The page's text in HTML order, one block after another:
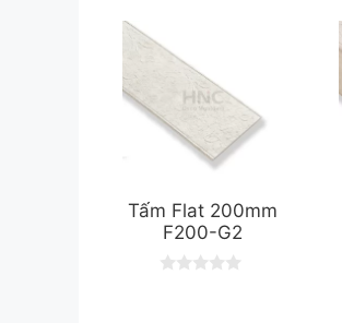
Tấm Flat 200mm
F200-G2